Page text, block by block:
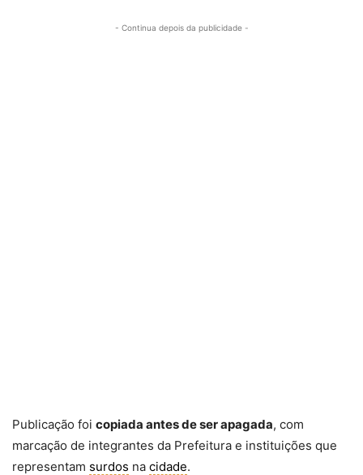
- Continua depois da publicidade -
Publicação foi copiada antes de ser apagada, com
marcação de integrantes da Prefeitura e instituições que
representam surdos na cidade.